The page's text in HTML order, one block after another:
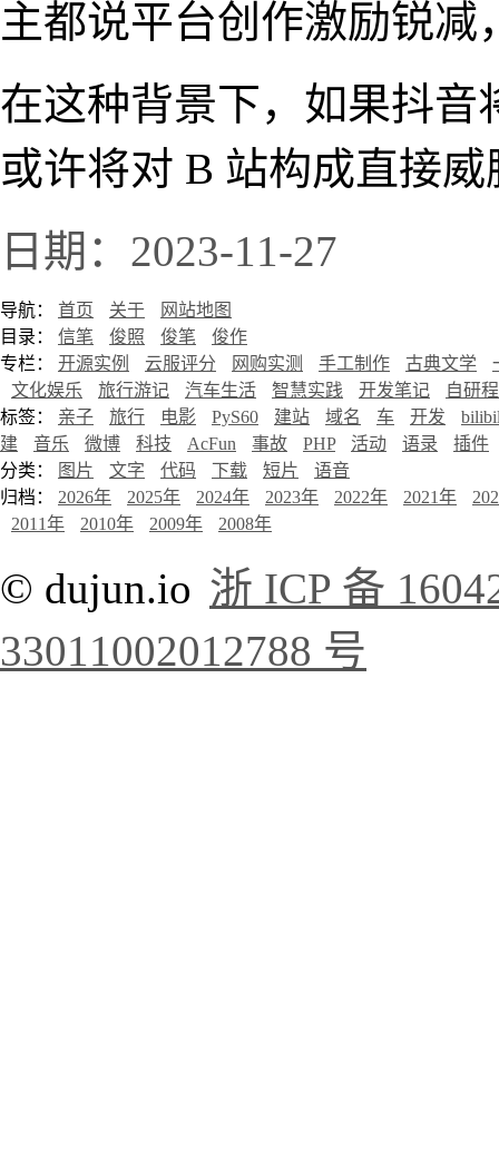
主都说平台创作激励锐
在这种背景下，如果抖音
或许将对 B 站构成直接
日期：2023-11-27
导航： 首页 关于
网站地图
目录： 信笔 俊照 俊笔
俊作
专栏： 开源实例 云服评分 网购实测 手工制作 古典文学
文化娱乐
旅行游记 汽车生活 智慧实践 开发笔记
自研
标签： 亲子 旅行 电影 PyS60 建站 域名 车 开发
建
音乐 微博 科技 AcFun 事故 PHP 活动 语录
插件
分类：
图片 文字 代码 下载 短片
语音
归档： 2026年 2025年 2024年 2023年 2022年 2021年
2011年
2010年 2009年 2008年
© dujun.io 浙 ICP 备
33011002012788 号